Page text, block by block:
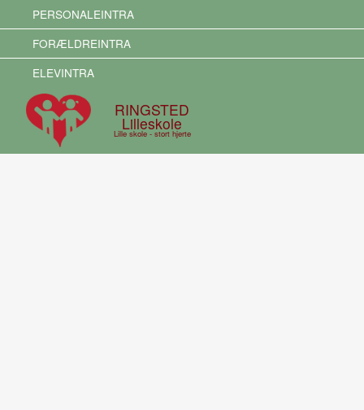
PERSONALEINTRA
FORÆLDREINTRA
ELEVINTRA
RINGSTED
Lilleskole
Lille skole - stort hjerte